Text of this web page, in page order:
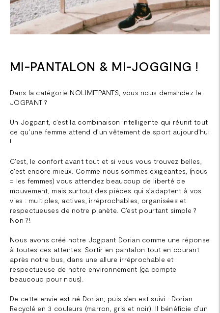
MI-PANTALON & MI-JOGGING !
Dans la catégorie NOLIMITPANTS, vous nous demandez le
JOGPANT ?
Un Jogpant, c’est la combinaison intelligente qui réunit tout
ce qu’une femme attend d’un vêtement de sport aujourd’hui
!
C’est, le confort avant tout et si vous vous trouvez belles,
c’est encore mieux. Comme nous sommes exigeantes, (nous
= les femmes) vous attendez beaucoup de liberté de
mouvement, mais surtout des pièces qui s’adaptent à vos
vies : multiples, actives, irréprochables, organisées et
respectueuses de notre planète. C’est pourtant simple ?
Non ?!
Nous avons créé notre Jogpant Dorian comme une réponse
à toutes ces attentes. Sortir en pantalon tout en courant
après notre bus, dans une allure irréprochable et
respectueuse de notre environnement (ça compte
beaucoup pour nous).
De cette envie est né Dorian, puis s’en est suivi : Dorian
Recyclé en 3 couleurs (marron, gris et noir). Il bénéficie d’un